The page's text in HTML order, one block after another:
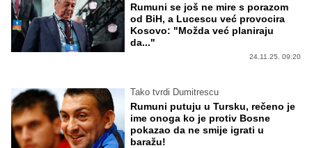
Rumuni se još ne mire s porazom
od BiH, a Lucescu već provocira
Kosovo: "Možda već planiraju
da..."
24.11.25. 09:20
Tako tvrdi Dumitrescu
Rumuni putuju u Tursku, rečeno je
ime onoga ko je protiv Bosne
pokazao da ne smije igrati u
baražu!